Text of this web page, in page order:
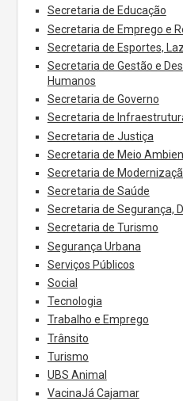
Secretaria de Educação
Secretaria de Emprego e
Secretaria de Esportes,
Secretaria de Gestão e
Humanos
Secretaria de Governo
Secretaria de
Secretaria de Justiça
Secretaria de Meio
Secretaria de
Secretaria de Saúde
Secretaria de Segurança,
Secretaria de Turismo
Segurança Urbana
Serviços Públicos
Social
Tecnologia
Trabalho e Emprego
Trânsito
Turismo
UBS Animal
VacinaJá Cajamar